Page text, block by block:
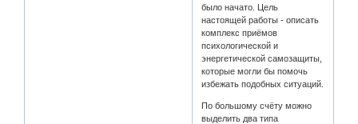
было начато. Цель
настоящей работы - описать
комплекс приёмов
психологической и
энергетической самозащиты,
которые могли бы помочь
избежать подобных ситуаций.
По большому счёту можно
выделить два типа